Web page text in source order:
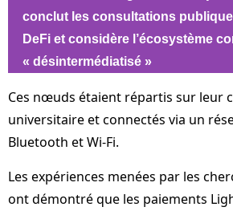
conclut les consultations
DeFi et considère l’écosystème
« désintermédiatisé »
Ces nœuds étaient répartis sur leur
universitaire et connectés via un
Bluetooth et Wi-Fi.
Les expériences menées par les
ont démontré que les paiements